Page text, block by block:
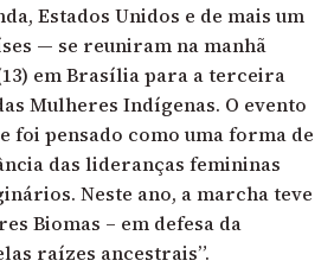
Estados Unidos e de mais um
— se reuniram na manhã
em Brasília para a terceira
Mulheres Indígenas. O evento
foi pensado como uma forma de
das lideranças femininas
Neste ano, a marcha teve
Biomas – em defesa da
raízes ancestrais”.